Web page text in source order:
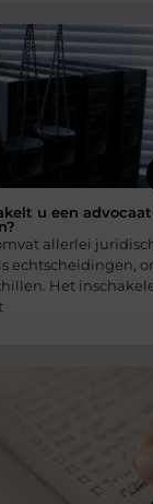
u een
allerlei
echtscheidingen,
Het